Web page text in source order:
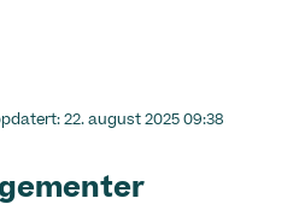
22. august 2025 09:38